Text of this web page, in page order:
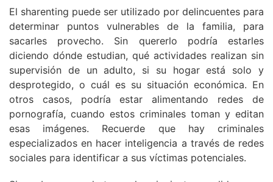
El sharenting puede ser utilizado por delincuentes para
determinar puntos vulnerables de la familia, para
sacarles provecho. Sin quererlo podría estarles
diciendo dónde estudian, qué actividades realizan sin
supervisión de un adulto, si su hogar está solo y
desprotegido, o cuál es su situación económica. En
otros casos, podría estar alimentando redes de
pornografía, cuando estos criminales toman y editan
esas imágenes. Recuerde que hay criminales
especializados en hacer inteligencia a través de redes
sociales para identificar a sus víctimas potenciales.